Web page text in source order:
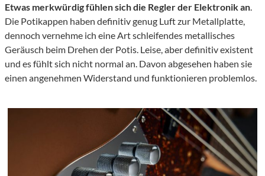
Etwas merkwürdig fühlen sich die Regler der Elektronik an
Die Potikappen haben definitiv genug Luft zur Metallplatte,
dennoch vernehme ich eine Art schleifendes metallisches
Geräusch beim Drehen der Potis. Leise, aber definitiv existent
und es fühlt sich nicht normal an. Davon abgesehen haben sie
einen angenehmen Widerstand und funktionieren problemlos.